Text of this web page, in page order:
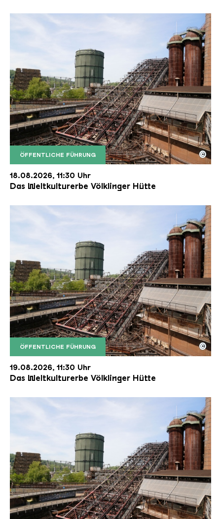
ÖFFENTLICHE FÜHRUNG
Der Erzschrägaufzug der Völklinger Hütte mit
Copyright: Weltkulturerbe Völklinger Hütte | Karl
©
18.08.2026, 11:30 Uhr
Das Weltkulturerbe Völklinger Hütte
ÖFFENTLICHE FÜHRUNG
Der Erzschrägaufzug der Völklinger Hütte mit
Copyright: Weltkulturerbe Völklinger Hütte | Karl
©
19.08.2026, 11:30 Uhr
Das Weltkulturerbe Völklinger Hütte